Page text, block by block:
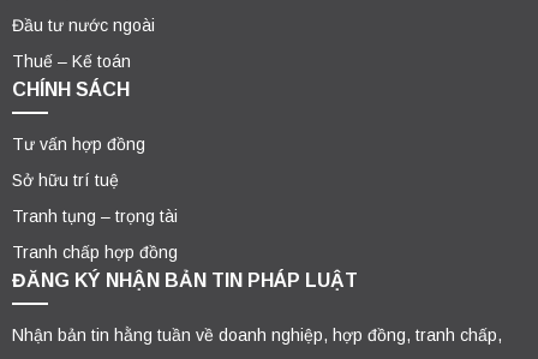
Đầu tư nước ngoài
Thuế – Kế toán
CHÍNH SÁCH
Tư vấn hợp đồng
Sở hữu trí tuệ
Tranh tụng – trọng tài
Tranh chấp hợp đồng
ĐĂNG KÝ NHẬN BẢN TIN PHÁP LUẬT
Nhận bản tin hằng tuần về doanh nghiệp, hợp đồng, tranh chấp,